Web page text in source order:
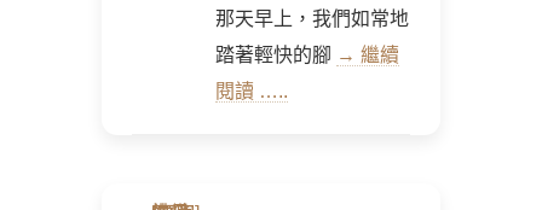
那天早上，我們如常地
踏著輕快的腳 → 繼續
閱讀 …..